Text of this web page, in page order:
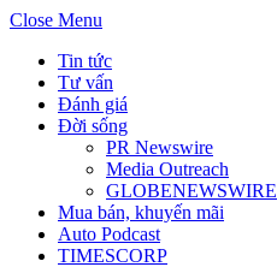
Close Menu
Tin tức
Tư vấn
Đánh giá
Đời sống
PR Newswire
Media Outreach
GLOBENEWSWIRE
Mua bán, khuyến mãi
Auto Podcast
TIMESCORP